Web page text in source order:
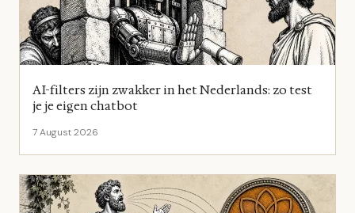
AI-filters zijn zwakker in het Nederlands: zo test
je je eigen chatbot
7 August 2026